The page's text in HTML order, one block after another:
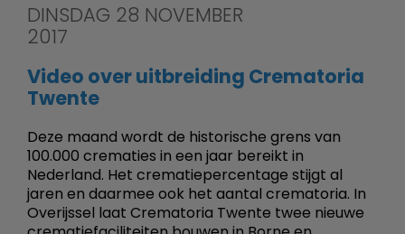
DINSDAG 28 NOVEMBER
2017
Video over uitbreiding Crematoria
Twente
Deze maand wordt de historische grens van
100.000 crematies in een jaar bereikt in
Nederland. Het crematiepercentage stijgt al
jaren en daarmee ook het aantal crematoria. In
Overijssel laat Crematoria Twente twee nieuwe